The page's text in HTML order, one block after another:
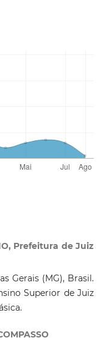
Prefeitura de Juiz
Gerais (MG), Brasil.
Superior de Juiz